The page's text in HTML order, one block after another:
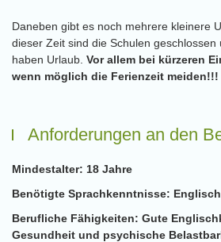
Daneben gibt es noch mehrere kleinere
dieser Zeit sind die Schulen geschlossen
haben Urlaub. Vor allem bei kürzeren
wenn möglich die Ferienzeit meiden!!!
Anforderungen an den
Mindestalter: 18 Jahre
Benötigte Sprachkenntnisse: Englisch
Berufliche Fähigkeiten: Gute
Gesundheit und psychische